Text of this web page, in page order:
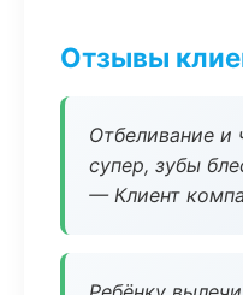
Отзывы
Отбеливание и
супер, зубы
— Клиент